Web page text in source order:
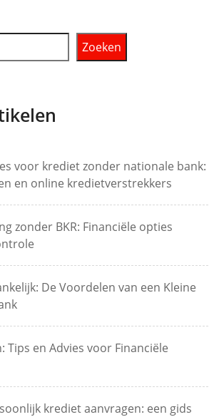
Zoeken
voor krediet zonder nationale bank:
en online kredietverstrekkers
zonder BKR: Financiële opties
De Voordelen van een Kleine
Tips en Advies voor Financiële
krediet aanvragen: een gids